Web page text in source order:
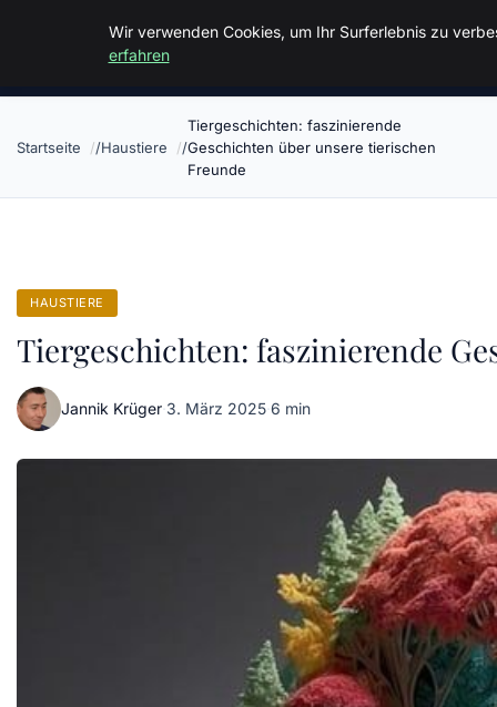
Malzminden
Startseite Haustiere
Tiergeschichten: faszinierende
Geschichten über unsere tierischen
Freunde
HAUSTIERE
Tiergeschichten: faszinierende
Jannik Krüger·3. März 2025·6 min
Wir verwenden Cookies, um Ihr Surferlebnis zu
erfahren